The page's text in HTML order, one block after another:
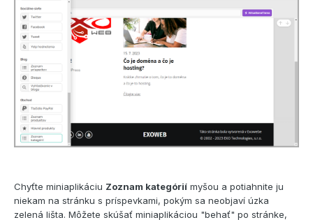
Chyťte miniaplikáciu Zoznam kategórií myšou a potiahnite ju
niekam na stránku s príspevkami, pokým sa neobjaví úzka
zelená lišta. Môžete skúšať miniaplikáciou "behať" po stránke,